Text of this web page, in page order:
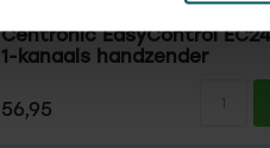
Centronic EasyControl
1-kanaals handzender
56,95